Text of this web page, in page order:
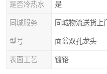
是否冷热水 是
同城服务 同城物流送货上门
型号 面盆双孔龙头
表面工艺 镀铬